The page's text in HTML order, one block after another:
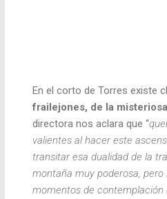
En el corto de Torres existe
frailejones, de la
directora nos aclara que “
valientes al hacer este
transitar esa dualidad de la
montaña muy poderosa,
momentos de contemplación